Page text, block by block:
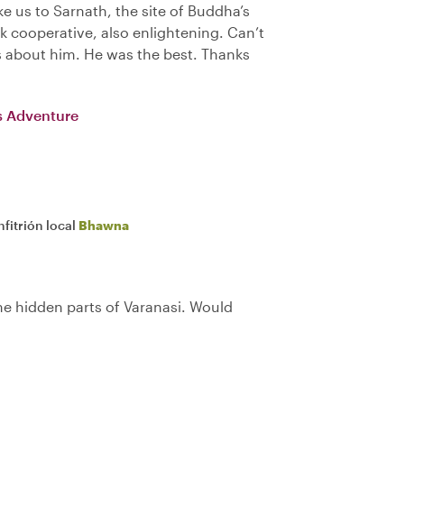
us to Sarnath, the site of Buddha’s
cooperative, also enlightening. Can’t
him. He was the best. Thanks
Adventure
local Bhawna
hidden parts of Varanasi. Would